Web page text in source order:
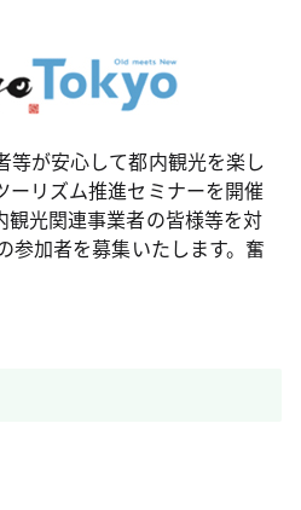
等が安心して都内観光を楽し
ーリズム推進セミナーを開催
観光関連事業者の皆様等を対
参加者を募集いたします。奮